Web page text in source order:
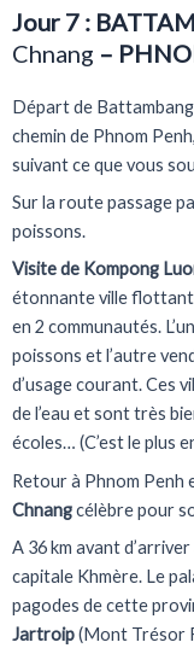
Jour 7 :
Chnang –
Départ de
chemin de Phnom
suivant ce que vous
Sur la route passage
poissons.
Visite de Kompong
étonnante ville
en 2 communautés.
poissons et l’autre
d’usage courant. Ces
de l’eau et sont très
écoles… (C’est le plus
Retour à Phnom Penh
Chnangcélèbre pour
A 36 km avant
capitale Khmère. Le
pagodes de cette
Jartroip(Mont Trésor